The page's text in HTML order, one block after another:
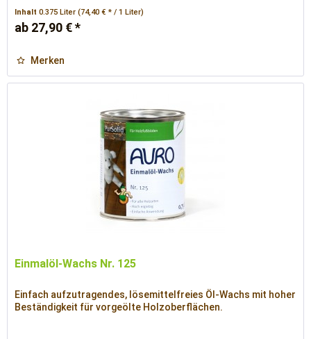
Inhalt0.375 Liter(74,40 € * / 1 Liter)
ab 27,90 € *
Merken
Einmalöl-Wachs Nr. 125
Einfach aufzutragendes, lösemittelfreies Öl-Wachs mit hoher
Beständigkeit für vorgeölte Holzoberflächen.